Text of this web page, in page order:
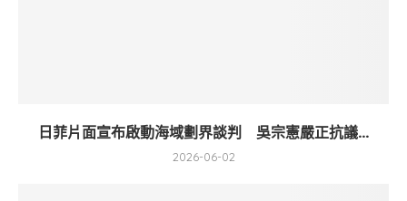
日菲片面宣布啟動海域劃界談判 吳宗憲嚴正抗議...
2026-06-02